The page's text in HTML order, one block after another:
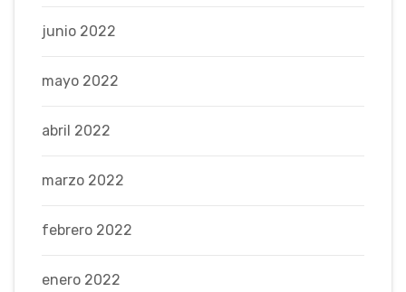
junio 2022
mayo 2022
abril 2022
marzo 2022
febrero 2022
enero 2022